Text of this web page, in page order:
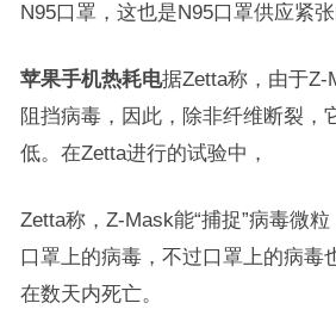
N95口罩，这也是N95口罩供应紧张
苹果手机热耗电据Zetta称，由于Z-
阻挡病毒，因此，除非纤维断裂，
低。在Zetta进行的试验中，
Zetta称，Z-Mask能“捕捉”病毒微
口罩上的病毒，不过口罩上的病毒
在数天内死亡。